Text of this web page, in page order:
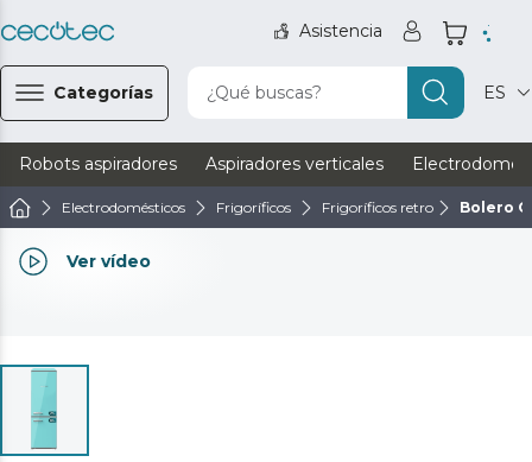
Asistencia
Categorías ¿Qué buscas? ES
Robots aspiradores Aspiradores verticales
Electrodomésticos Frigoríficos Frigoríficos retro Bolero
Ver vídeo